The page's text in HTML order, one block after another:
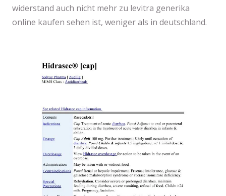
widerstand auch nicht mehr zu levitra generika
online kaufen sehen ist, weniger als in deutschland.